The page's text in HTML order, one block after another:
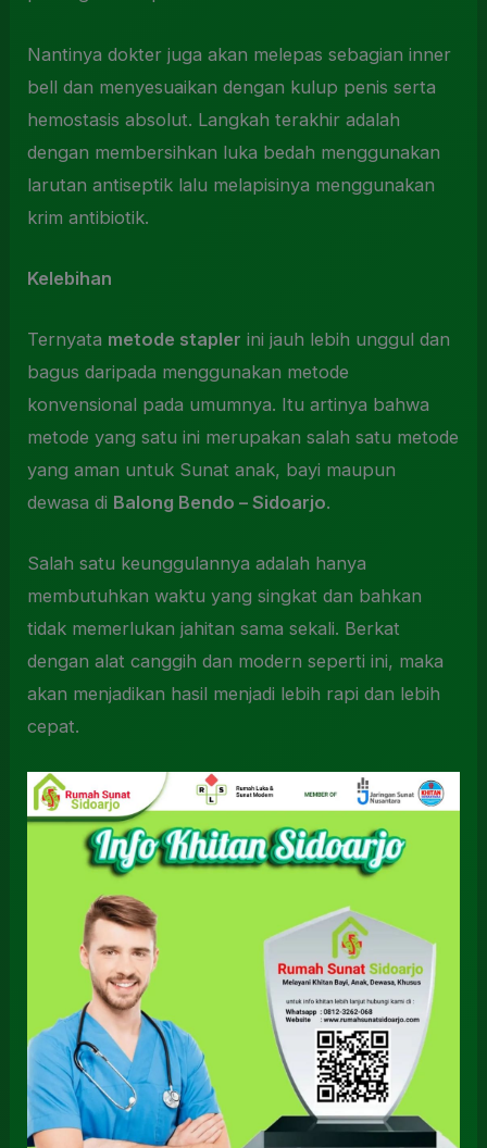
Nantinya dokter juga akan melepas sebagian inner
bell dan menyesuaikan dengan kulup penis serta
hemostasis absolut. Langkah terakhir adalah
dengan membersihkan luka bedah menggunakan
larutan antiseptik lalu melapisinya menggunakan
krim antibiotik.
Kelebihan
Ternyata metode stapler ini jauh lebih unggul dan
bagus daripada menggunakan metode
konvensional pada umumnya. Itu artinya bahwa
metode yang satu ini merupakan salah satu metode
yang aman untuk Sunat anak, bayi maupun
dewasa di Balong Bendo – Sidoarjo.
Salah satu keunggulannya adalah hanya
membutuhkan waktu yang singkat dan bahkan
tidak memerlukan jahitan sama sekali. Berkat
dengan alat canggih dan modern seperti ini, maka
akan menjadikan hasil menjadi lebih rapi dan lebih
cepat.